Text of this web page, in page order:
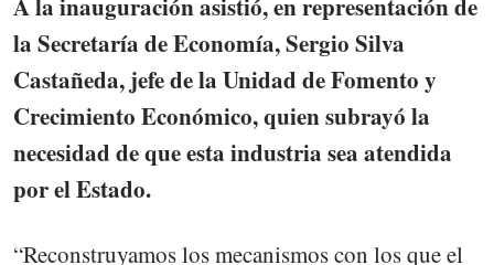
A la inauguración asistió, en representación de
la Secretaría de Economía, Sergio Silva
Castañeda, jefe de la Unidad de Fomento y
Crecimiento Económico, quien subrayó la
necesidad de que esta industria sea atendida
por el Estado.
“Reconstruyamos los mecanismos con los que el